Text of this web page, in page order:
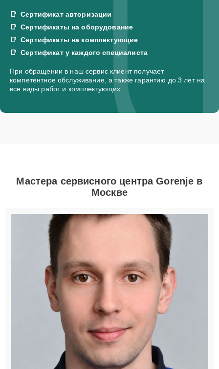
Сертификат авторизации
Сертификаты на оборудование
Сертификаты на комплектующие
Сертификат у каждого специалиста
При обращении в наш сервис клиент получает
компетентное обслуживание, а также гарантию до 3 лет на
все виды работ и комплектующих.
Мастера сервисного центра Gorenje в
Москве